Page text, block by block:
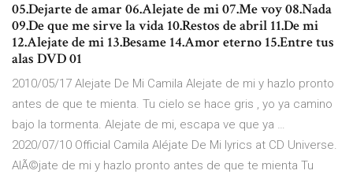
05.Dejarte de amar 06.Alejate de mi 07.Me voy 08.Nada
09.De que me sirve la vida 10.Restos de abril 11.De mi
12.Alejate de mi 13.Besame 14.Amor eterno 15.Entre tus
alas DVD 01
2010/05/17 Alejate De Mi Camila Alejate de mi y hazlo pronto
antes de que te mienta. Tu cielo se hace gris , yo ya camino
bajo la tormenta. Alejate de mi, escapa ve que ya …
2020/07/10 Official Camila Aléjate De Mi lyrics at CD Universe.
AlÃ©jate de mi y hazlo pronto antes de que te mienta Tu